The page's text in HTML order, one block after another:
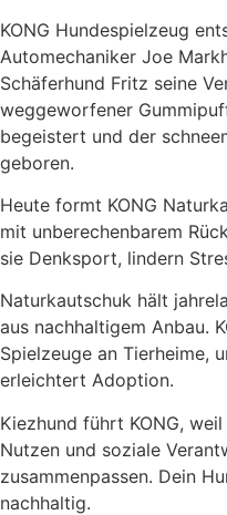
KONG Hundespielzeug
Automechaniker Joe
Schäferhund Fritz seine
weggeworfener
begeistert und der
geboren.
Heute formt KONG
mit unberechenbarem
sie Denksport, lindern
Naturkautschuk hält
aus nachhaltigem Anbau.
Spielzeuge an Tierheime,
erleichtert Adoption.
Kiezhund führt KONG,
Nutzen und soziale
zusammenpassen. Dein
nachhaltig.